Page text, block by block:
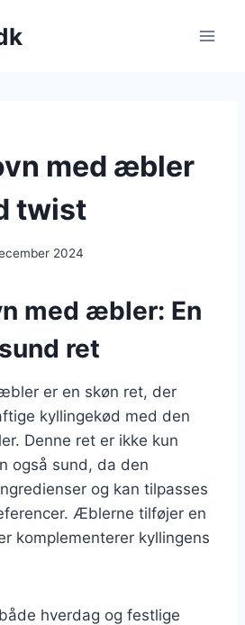
med æbler
twist
2024
med æbler: En
ret
er en skøn ret, der
kyllingekød med den
Denne ret er ikke kun
også sund, da den
og kan tilpasses
Æblerne tilføjer en
komplementerer kyllingens
hverdag og festlige